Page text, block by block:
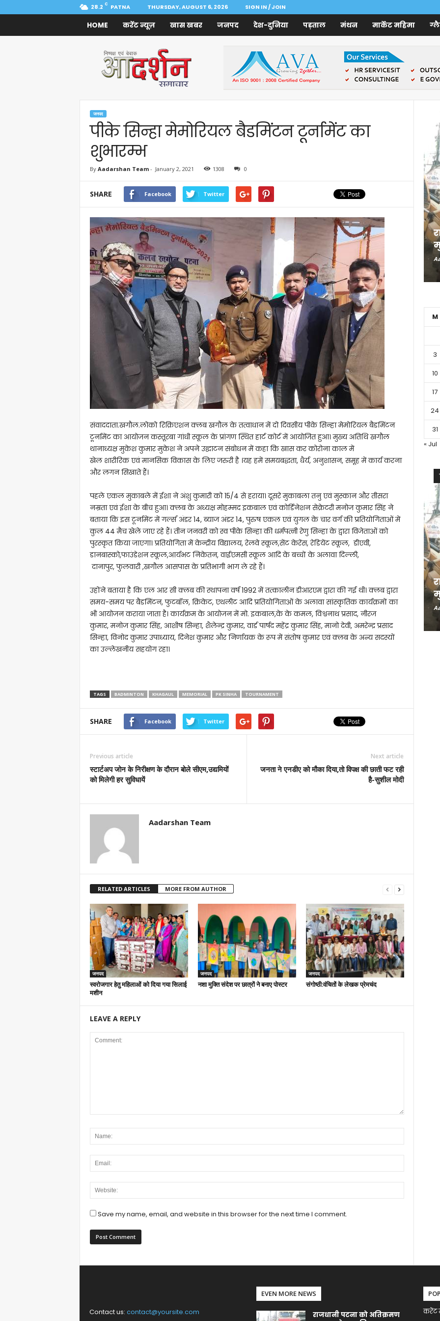
28.2 C PATNA THURSDAY, AUGUST 6, 2026 SIGN IN / JOIN
HOME करेंट न्यूज़ खास खबर जनपद देश-दुनिया पड़ताल मंथन मार्केट महिमा
Samachar
जनपद
पीके सिन्हा मेमोरियल बैडमिंटन टूर्नामेंट का
शुभारम्भ
By Aadarshan Team- January 2, 2021 1308 0
SHARE Facebook Twitter
संवाददाता.खगौल.लोको रिक्रिएशन क्लब खगौल के तत्वाधान में दो दिवसीय पीके सिन्हा मेमोरियल बैडमिंटन
टूर्नामेंट का आयोजन कस्तूरबा गांधी स्कूल के प्रांगण स्थित हार्ट कोर्ट में आयोजित हुआ। मुख्य अतिथि खगौल
थानाध्यक्ष मुकेश कुमार मुकेश ने अपने उद्घाटन संबोधन में कहा कि खास कर कोरोना काल में
खेल शारीरिक एवं मानसिक विकास के लिए जरुरी है ।यह हमें समयबद्धता, धैर्य, अनुशासन, समूह में कार्य करना
और लगन सिखाते हैं।
पहले एकल मुकाबले में ईशा ने अंशु कुमारी को 15/4 से हराया। दूसरे मुकाबला तनु एवं मुस्कान और तीसरा
नम्रता एवं ईशा के बीच हुआ। क्लब के अध्यक्ष मोहम्मद इकबाल एवं कोर्डिनेशन सेक्रेटरी मनोज कुमार सिंह ने
बताया कि इस टूर्नामेंट में गर्ल्स अंडर 14, ब्याज अंडर 14, पुरुष एकल एवं युगल के चार वर्ग की प्रतियोगिताओं में
कुल 44 मैच खेले जाए रहे हैं। तीन जनवरी को स्व पीके सिन्हा की धर्मपत्नी रेणु सिन्हा के द्वारा विजेताओं को
पुरस्कृत किया जाएगा। प्रतियोगिता में केन्द्रीय विद्यालय, रेलवे स्कूल,सेंट केरेंस, रेडियेंट स्कूल, डीएवी,
डानबास्को,फाउंडेशन स्कूल,आर्यभट निकेतन, वाईएमसी स्कूल आदि के बच्चों के अलावा दिल्ली,
दानापुर, फुलवारी ,खगौल आसपास के प्रतिभागी भाग ले रहे हैं।
उहोंने बताया है कि एल आर सी क्लब की स्थापना वर्ष 1992 में तत्कालीन डीआरएम द्वारा की गई थी। क्लब द्वारा
समय-समय पर बैडमिंटन, फुटबॉल, क्रिकेट, एथलीट आदि प्रतियोगिताओं के अलावा सांस्कृतिक कार्यक्रमों का
भी आयोजन कराया जाता है। कार्यक्रम के आयोजन में मो. इकबाल,के के कमल, विश्वनाथ प्रसाद, नीरज
कुमार, मनोज कुमार सिंह, आशीष सिन्हा, शैलेन्द्र कुमार, वार्ड पार्षद महेंद्र कुमार सिंह, मानो देवी, अमरेन्द्र प्रसाद
सिन्हा, विनोद कुमार उपाध्याय, दिनेश कुमार और निर्णायक के रूप में संतोष कुमार एवं क्लब के अन्य सदस्यों
का उल्लेखनीय सहयोग रहा।
TAGS BADMINTON KHAGAUL MEMORIAL PK SINHA TOURNAMENT
SHARE Facebook Twitter
Previous article
स्टार्टअप जोन के निरीक्षण के दौरान बोले सीएम,उद्यमियों
को मिलेगी हर सुविधायें
Next article
जनता ने एनडीए को मौका दिया,तो विपक्ष की छाती फट रही
है-सुशील मोदी
Aadarshan Team
RELATED ARTICLES MORE FROM AUTHOR
जनपद
स्वरोजगार हेतु महिलाओं को दिया गया सिलाई
मशीन
जनपद
नशा मुक्ति संदेश पर छात्रों ने बनाए पोस्टर
जनपद
संगोष्ठी:वंचितों के लेखक प्रेमचंद
LEAVE A REPLY
Save my name, email, and website in this browser for the next time I comment.
M
3
10
17
24
31
« Jul
Contact us: contact@yoursite.com
EVEN MORE NEWS
राजधानी पटना को अतिक्रमण
करेंट